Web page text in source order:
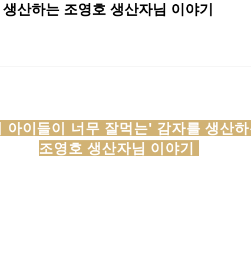
산하는 조영호 생산자님 이야기
아이들이 너무 잘먹는' 감자를 생산
조영호 생산자님 이야기